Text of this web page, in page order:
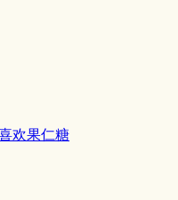
欢果仁糖